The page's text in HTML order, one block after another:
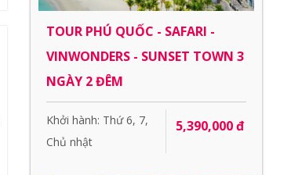
TOUR PHÚ QUỐC - SAFARI -
VINWONDERS - SUNSET TOWN 3
NGÀY 2 ĐÊM
Khởi hành: Thứ 6, 7,
Chủ nhật
5,390,000 đ